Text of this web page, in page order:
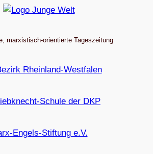
marxistisch-orientierte Tageszeitung
Rheinland-Westfalen
Schule der DKP
Engels-Stiftung e.V.